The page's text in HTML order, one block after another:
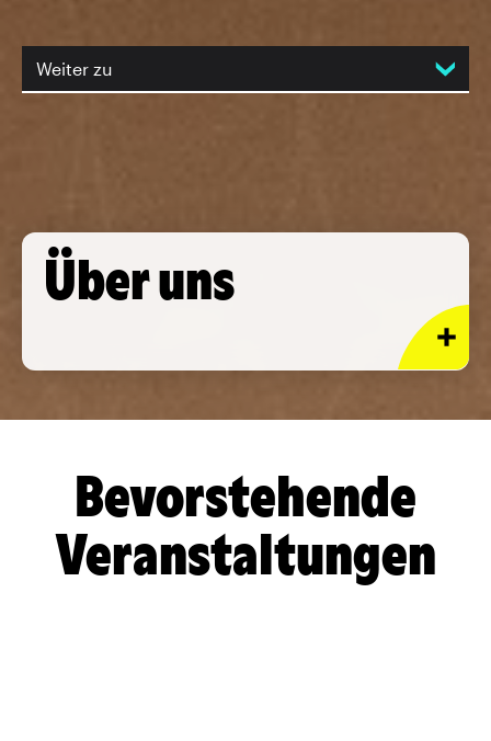
Weiter zu
Über uns
Bevorstehende
Veranstaltungen